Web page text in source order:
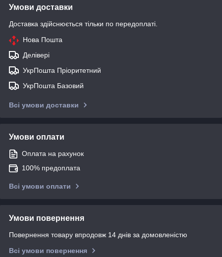
Умови доставки
Доставка здійснюється тільки по передоплаті.
Нова Пошта
Делівері
УкрПошта Пріоритетний
УкрПошта Базовий
Всі умови доставки
Умови оплати
Оплата на рахунок
100% предоплата
Всі умови оплати
Умови повернення
Повернення товару впродовж 14 днів за домовленістю
Всі умови повернення